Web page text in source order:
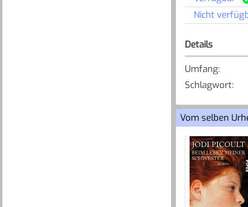
Nicht
Details
Umfang:
Schlagwort:
Vom selben